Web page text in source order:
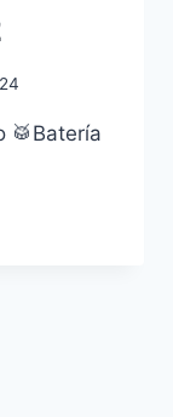
🥁Batería